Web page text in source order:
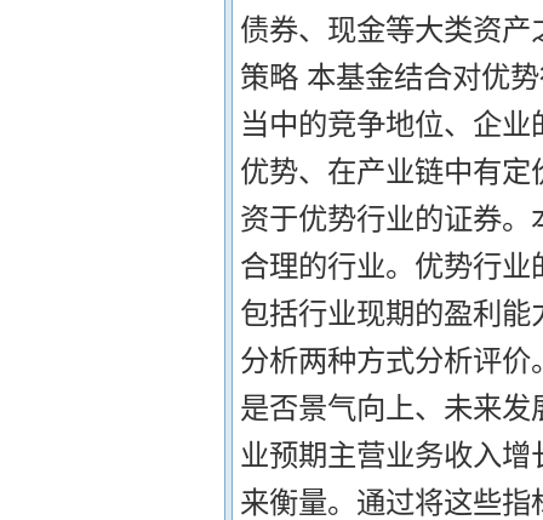
债券、现金等大类资
策略 本基金结合对优
当中的竞争地位、企
优势、在产业链中有
资于优势行业的证券
合理的行业。优势行
包括行业现期的盈利
分析两种方式分析评
是否景气向上、未来
业预期主营业务收入
来衡量。通过将这些